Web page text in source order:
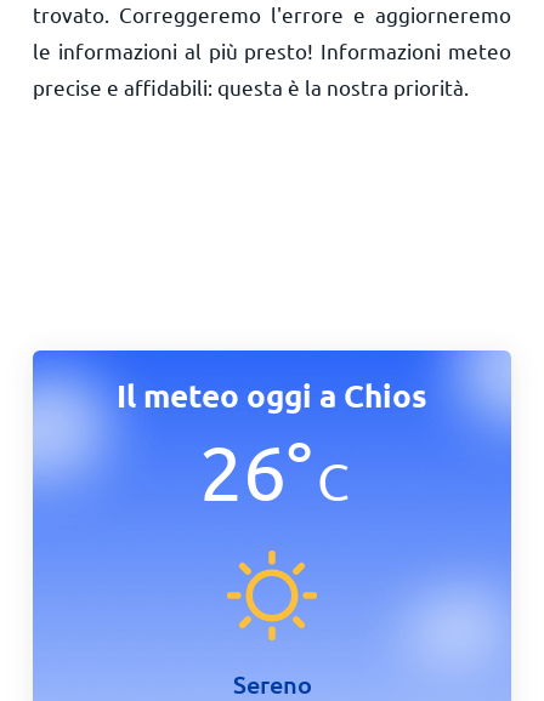
trovato. Correggeremo l'errore e aggiorneremo
le informazioni al più presto! Informazioni meteo
precise e affidabili: questa è la nostra priorità.
Il meteo oggi a Chios
26°C
Sereno